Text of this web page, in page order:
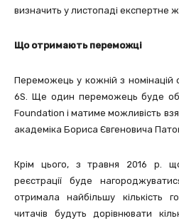
визначить у листопаді експертне
Що отримають переможці
Переможець у кожній з номінацій
6S. Ще один переможець буде
Foundation і матиме можливість
академіка Бориса Євгеновича
Крім цього, з травня 2016 р.
реєстрації буде
отримала найбільшу кількість
читачів будуть дорівнювати